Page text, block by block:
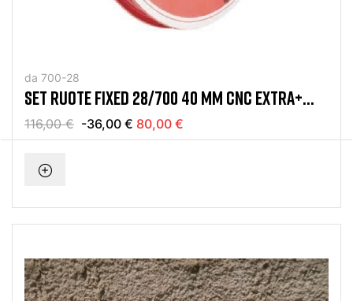
da 700-28
SET RUOTE FIXED 28/700 40 MM CNC EXTRA+
ROSSO
116,00 € -36,00 € 80,00 €